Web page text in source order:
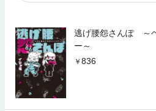
逃げ腰怨さんぽ ～
ー～
836